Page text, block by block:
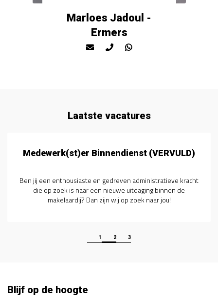
Marloes Jadoul -
Ermers
Laatste vacatures
Medewerk(st)er Binnendienst (VERVULD)
Ben jij een enthousiaste en gedreven administratieve kracht
die op zoek is naar een nieuwe uitdaging binnen de
makelaardij? Dan zijn wij op zoek naar jou!
1 2 3
Blijf op de hoogte